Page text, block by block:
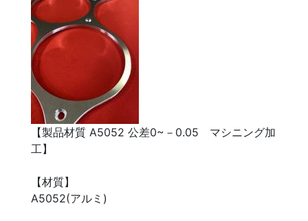
【製品材質 A5052 公差0~－0.05 マシニング加
工】
【材質】
A5052(アルミ)